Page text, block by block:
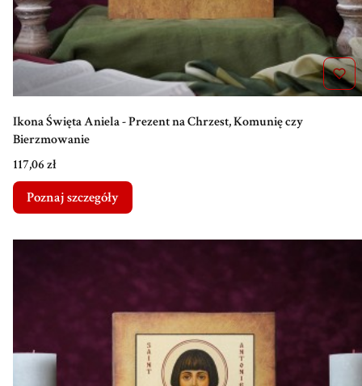
Ikona Święta Aniela - Prezent na Chrzest, Komunię czy
Bierzmowanie
Cena
117,06 zł
Poznaj szczegóły